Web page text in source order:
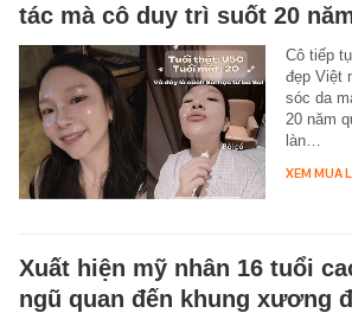
tác mà cô duy trì suốt 20
Cô tiếp
đẹp Việt
sóc da
20 năm
làn…
XEM MUA
Xuất hiện mỹ nhân 16 tuổi
ngũ quan đến khung xương